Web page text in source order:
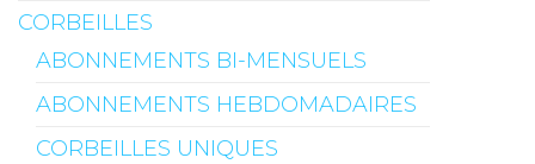
CORBEILLES
ABONNEMENTS BI-MENSUELS
ABONNEMENTS HEBDOMADAIRES
CORBEILLES UNIQUES